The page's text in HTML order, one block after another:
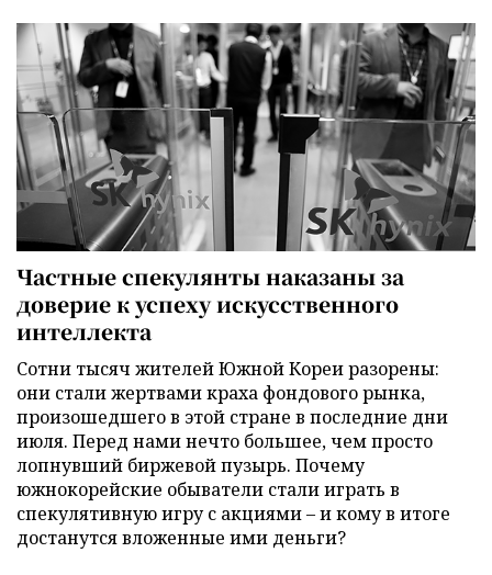
Частные спекулянты наказаны за
доверие к успеху искусственного
интеллекта
Сотни тысяч жителей Южной Кореи разорены:
они стали жертвами краха фондового рынка,
произошедшего в этой стране в последние дни
июля. Перед нами нечто большее, чем просто
лопнувший биржевой пузырь. Почему
южнокорейские обыватели стали играть в
спекулятивную игру с акциями – и кому в итоге
достанутся вложенные ими деньги?